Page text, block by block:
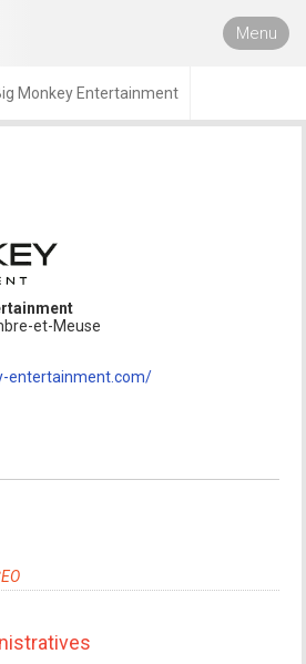
Menu
Monkey Entertainment
et-Meuse
entertainment.com/